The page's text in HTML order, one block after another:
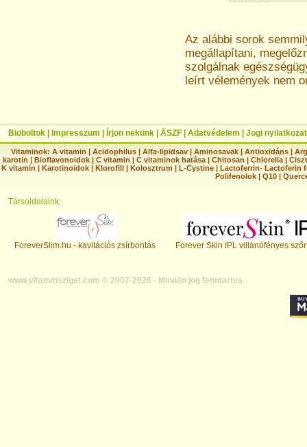
Az alábbi sorok
megállapítani,
szolgálnak
leírt vélemények nem
Bioboltok Impresszum Írjon nekünk ÁSZF Adatvédelem Jogi nyilatkozat
Vitaminok: A vitamin |Acidophilus |Alfa-lipidsav |Aminosavak |Antioxidáns |
karotin | Bioflavonoidok | C vitamin | C vitaminok hatása | Chitosan | Chlorella |
K vitamin | Karotinoidok | Klorofill | Kolosztrum | L-Cystine | Lactoferrin- Lactoferin
Polifenolok |Q10 |
Társoldalaink:
ForeverSlim.hu - kavitációs zsírbontás Forever Skin IPL villanófényes
www.vitaminsziget.com © 2007-2026 - Minden jog fenntartva